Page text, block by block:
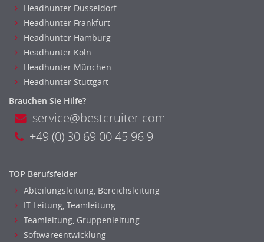
Logistik
Entsorgungslogistik
Einkauf, Materialwirtschaft & Logistik Leitung, Teamleitung
Einkauf, Materialwirtschaft & Logistik Prozessmanagement
Supply-Chain-Management
Controlling
Debitorenbuchhaltung
Finanzbuchhaltung, Bilanzbuchhaltung
Gehaltsbuchhaltung, Lohnbuchhaltung
Konzernbuchhaltung
Headhunter Dusseldorf
Headhunter Frankfurt
Headhunter Hamburg
Headhunter Koln
Headhunter München
Headhunter Stuttgart
Brauchen Sie Hilfe?
service@bestcruiter.com
+49 (0) 30 69 00 45 96 9
TOP Berufsfelder
Abteilungsleitung, Bereichsleitung
IT Leitung, Teamleitung
Teamleitung, Gruppenleitung
Softwareentwicklung